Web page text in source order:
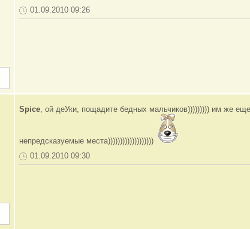
01.09.2010 09:26
Spice, ой деУки, пощадите бедных мальчиков))))))))) им же
непредсказуемые места)))))))))))))))))))
01.09.2010 09:30